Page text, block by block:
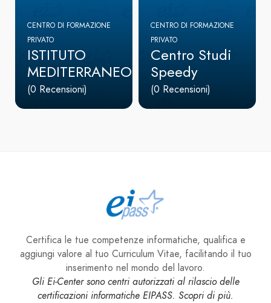
CENTRO DI FORMAZIONE
PRIVATO
ISTITUTO
MEDITERRANEO
(0 Recensioni)
CENTRO DI FORMAZIONE
PRIVATO
Centro Studi
Speedy
(0 Recensioni)
Certifica le tue competenze informatiche, qualifica e
aggiungi valore al tuo Curriculum Vitae, facilitando il tuo
inserimento nel mondo del lavoro.
Gli Ei-Center sono centri autorizzati al rilascio delle
certificazioni informatiche EIPASS. Scopri di più.